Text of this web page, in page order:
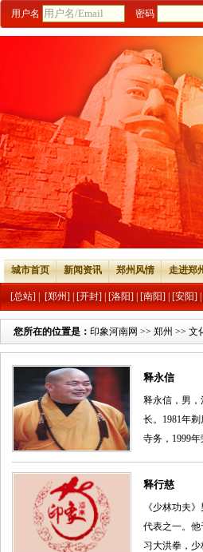
用户名 密码
城市首页 新闻资讯 郑州风情 走进郑
[总站] [郑州] [开封] [洛阳] [南阳] [安阳]
您所在的位置是： 印象河南网 >> 郑州 >> 文
人物专栏
释永信
释永信，男
长。1981年
寺务，1999
释行慈
《少林功夫
代表之一。
习大洪拳，